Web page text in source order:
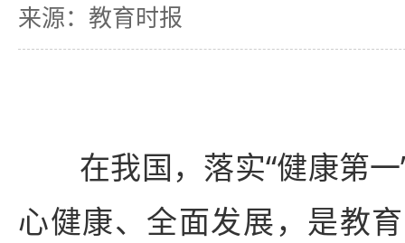
来源：教育时报
在我国，落实“健康第
心健康、全面发展，是教